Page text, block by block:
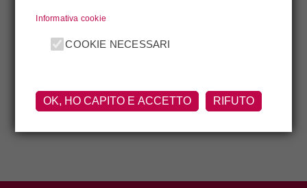
Informativa cookie
COOKIE NECESSARI
OK, HO CAPITO E ACCETTO RIFUTO